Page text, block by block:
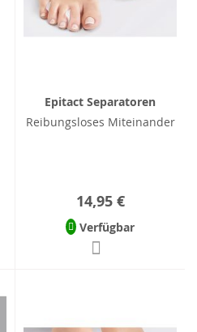
Epitact Separatoren
Reibungsloses Miteinander
14,95 €
Verfügbar